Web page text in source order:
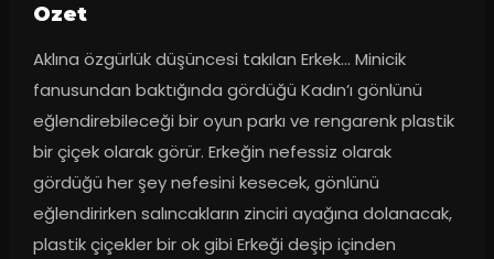
Ozet
Aklına özgürlük düşüncesi takılan Erkek… Minicik
fanusundan baktığında gördüğü Kadın’ı gönlünü
eğlendirebileceği bir oyun parkı ve rengarenk plastik
bir çiçek olarak görür. Erkeğin nefessiz olarak
gördüğü her şey nefesini kesecek, gönlünü
eğlendirirken salıncakların zinciri ayağına dolanacak,
plastik çiçekler bir ok gibi Erkeği deşip içinden